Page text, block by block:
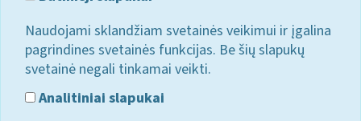
Naudojami sklandžiam svetainės veikimui ir įgalina
pagrindines svetainės funkcijas. Be šių slapukų
svetainė negali tinkamai veikti.
Analitiniai slapukai